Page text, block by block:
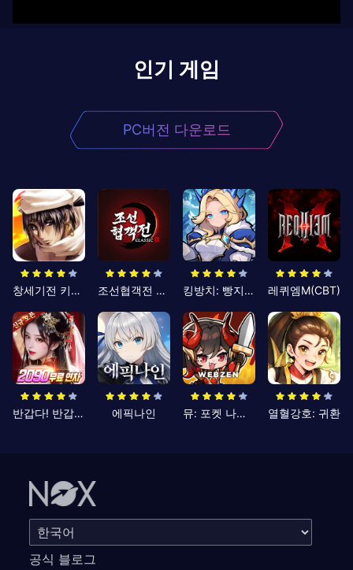
인기 게임
PC버전 다운로드
창세기전 키우기 조선협객전 클래식 킹방치: 빵지의 제왕 레퀴엠M(CBT)
반갑다! 반갑삼국지 에픽나인 뮤: 포켓 나이츠 열혈강호: 귀환
공식 블로그